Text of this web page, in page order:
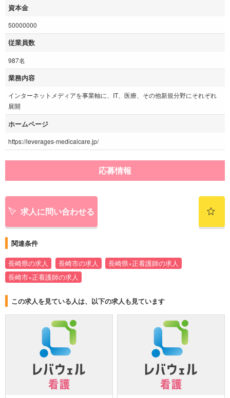
資本金
50000000
従業員数
987名
業務内容
インターネットメディアを事業軸に、IT、医療、その他新規分野にそれぞれ
展開
ホームページ
https://leverages-medicalcare.jp/
応募情報
求人に問い合わせる
関連条件
長崎県の求人 長崎市の求人
長崎県×正看護師の求人
長崎市×正看護師の求人
この求人を見ている人は、以下の求人も見ています